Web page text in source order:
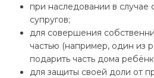
при наследовании в случае
супругов;
для совершения
частью (например, один из
подарить часть дома
для защиты своей доли от